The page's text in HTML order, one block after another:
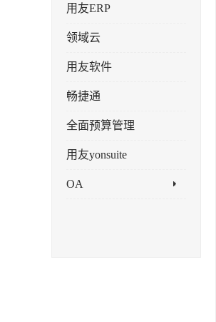
用友ERP
领域云
用友软件
畅捷通
全面预算管理
用友yonsuite
OA